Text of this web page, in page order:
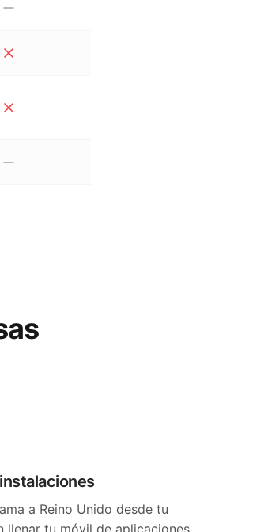
a Reino Unido desde tu
llenar tu móvil de aplicaciones.